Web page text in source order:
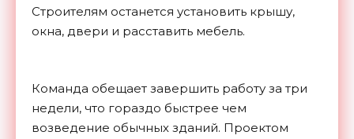
Строителям останется установить крышу,
окна, двери и расставить мебель.
Команда обещает завершить работу за три
недели, что гораздо быстрее чем
возведение обычных зданий. Проектом